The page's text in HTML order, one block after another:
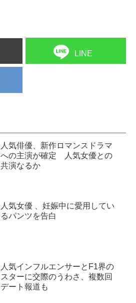
LINE
人気俳優、新作ロマンスドラマ
への主演が確定 人気女優との
共演なるか
人気女優 、妊娠中に愛用してい
るパンツを告白
人気インフルエンサーとF1界の
スターに交際のうわさ、複数回
デート報道も